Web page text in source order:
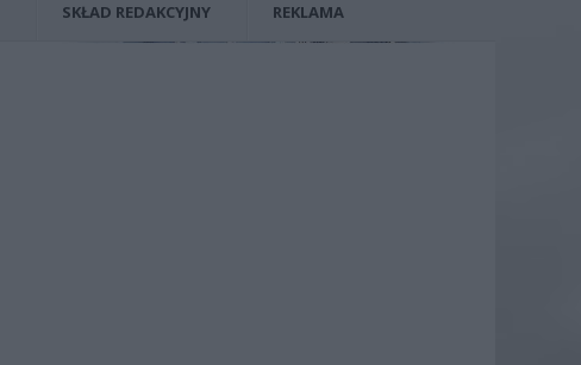
SKŁAD REDAKCYJNY REKLAMA